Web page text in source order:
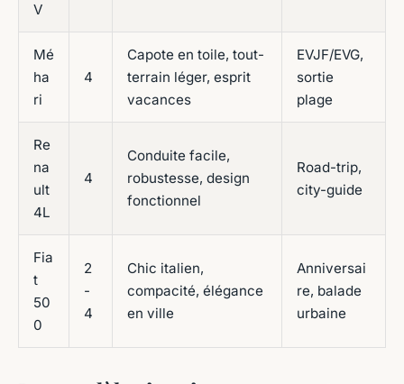
V
Mé
ha
ri
4
Capote en toile, tout-
terrain léger, esprit
vacances
EVJF/EVG,
sortie
plage
Re
na
ult
4L
4
Conduite facile,
robustesse, design
fonctionnel
Road-trip,
city-guide
Fia
t
50
0
2
-
4
Chic italien,
compacité, élégance
en ville
Anniversai
re, balade
urbaine